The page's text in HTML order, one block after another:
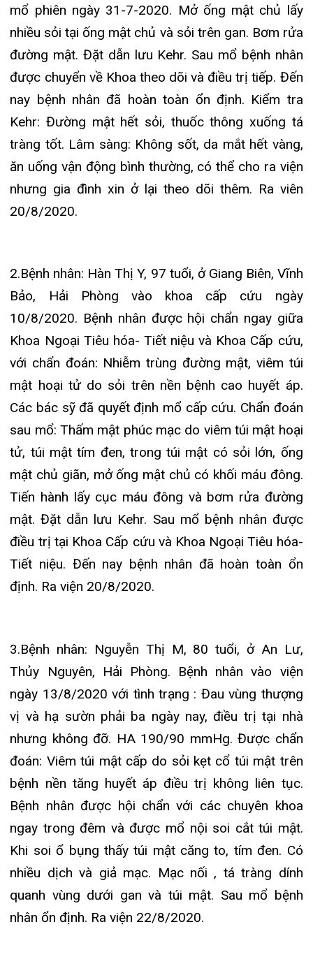
mật hoại tử do sỏi trên nền bệnh cao huyết áp.
Các bác sỹ đã quyết định mổ cấp cứu. Chẩn đoán
sau mổ: Thấm mật phúc mạc do viêm túi mật hoại
tử, túi mật tím đen, trong túi mật có sỏi lớn, ống
mật chủ giãn, mở ống mật chủ có khối máu đông.
Tiến hành lấy cục máu đông và bơm rửa đường
mật. Đặt dẫn lưu Kehr. Sau mổ bệnh nhân được
điều trị tại Khoa Cấp cứu và Khoa Ngoại Tiêu hóa-
Tiết niệu. Đến nay bệnh nhân đã hoàn toàn ổn
định. Ra viện 20/8/2020.
ngày 13/8/2020 với tình trạng : Đau vùng thượng
vị và hạ sườn phải ba ngày nay, điều trị tại nhà
nhưng không đỡ. HA 190/90 mmHg. Được chẩn
đoán: Viêm túi mật cấp do sỏi kẹt cổ túi mật trên
bệnh nền tăng huyết áp điều trị không liên tục.
Bệnh nhân được hội chẩn với các chuyên khoa
ngay trong đêm và được mổ nội soi cắt túi mật.
Khi soi ổ bụng thấy túi mật căng to, tím đen. Có
nhiều dịch và giả mạc. Mạc nối , tá tràng dính
quanh vùng dưới gan và túi mật. Sau mổ bệnh
nhân ổn định. Ra viện 22/8/2020.
4. Bệnh nhân: Lê Thị Ng, 92 tuổi, ở Dương Quan,
Thủy Nguyên, Hải Phòng vào viện ngày
12/8/2020 với dấu hiệu đau hạ sườn phải, bệnh
nhân có tiền sử nhiều đợt. Ba ngày nay đau tăng
lên và được chẩn đoán viêm túi mật do sỏi trên
bệnh nền: gãy cổ xương đùi phải do ngã cách đây
thân đốt sống DXII. Vôi hóa xơ vữa động mạch
chủ bụng. Nang thận hai bên. Cao huyết áp. Bệnh
nhân được hội chẩn với các chuyên khoa. Điều trị
kháng sinh, truyền dịch và nuôi dưỡng. Chỉ định
mổ cắt túi mật nội soi ngày 20/8/2020. Hiện tại
bệnh nhân ổn định.